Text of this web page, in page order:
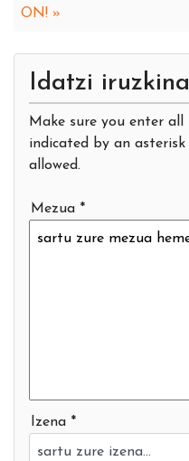
ON! »
Idatzi iruzkina
Make sure you enter
indicated by an
allowed.
Mezua *
Izena *